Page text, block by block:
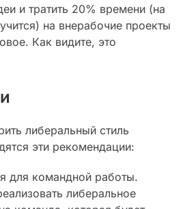
и тратить 20% времени (на
на внерабочие проекты
Как видите, это
либеральный стиль
эти рекомендации:
для командной работы.
либеральное